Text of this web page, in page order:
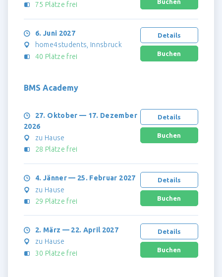
75 Plätze frei
6. Juni 2027
home4students, Innsbruck
40 Plätze frei
Details
BMS Academy
27. Oktober — 17. Dezember
2026
zu Hause
28 Plätze frei
Details
4. Jänner — 25. Februar 2027
zu Hause
29 Plätze frei
Details
2. März — 22. April 2027
zu Hause
30 Plätze frei
Details